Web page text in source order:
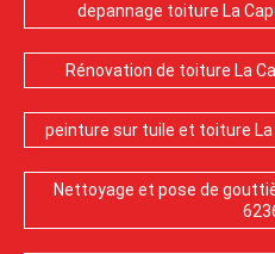
depannage toiture La
Rénovation de toiture La
peinture sur tuile et toiture La
Nettoyage et pose de